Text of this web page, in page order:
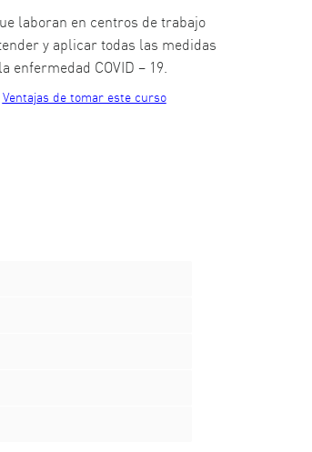
laboran en centros de trabajo
y aplicar todas las medidas
COVID – 19.
Ventajas de tomar este curso